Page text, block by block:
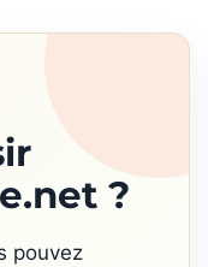
?
pouvez